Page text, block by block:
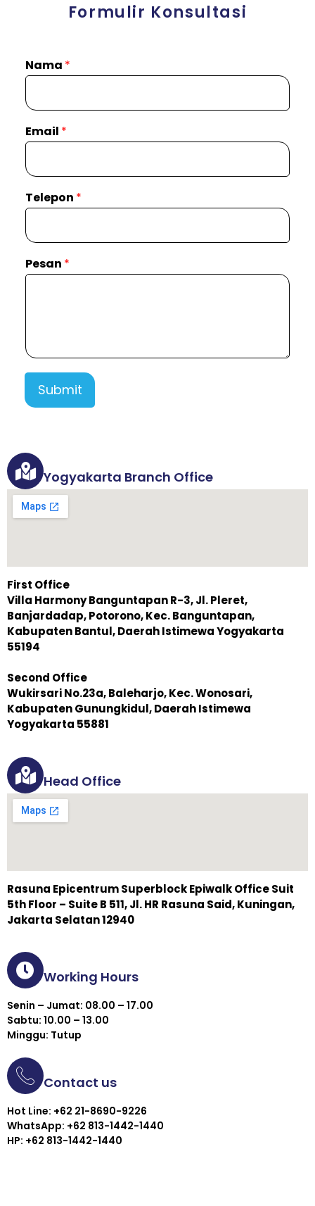
Formulir Konsultasi
Nama *
Email *
Telepon *
Pesan *
Submit
Yogyakarta Branch Office
First Office
Villa Harmony Banguntapan R-3, Jl. Pleret,
Banjardadap, Potorono, Kec. Banguntapan,
Kabupaten Bantul, Daerah Istimewa Yogyakarta
55194
Second Office
Wukirsari No.23a, Baleharjo, Kec. Wonosari,
Kabupaten Gunungkidul, Daerah Istimewa
Yogyakarta 55881
Head Office
Rasuna Epicentrum Superblock Epiwalk Office Suit
5th Floor – Suite B 511, Jl. HR Rasuna Said, Kuningan,
Jakarta Selatan 12940
Working Hours
Senin – Jumat: 08.00 – 17.00
Sabtu: 10.00 – 13.00
Minggu: Tutup
Contact us
Hot Line: +62 21-8690-9226
WhatsApp: +62 813-1442-1440
HP: +62 813-1442-1440